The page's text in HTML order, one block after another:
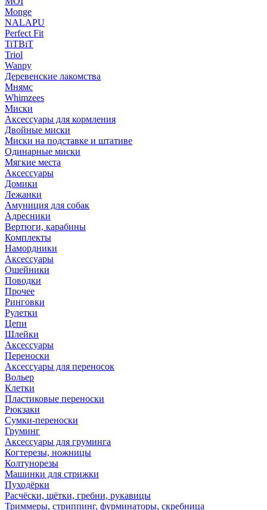
Monge
NALAPU
Perfect Fit
TiTBiT
Triol
Wanpy
Деревенские лакомства
Мнямс
Whimzees
Миски
Аксессуары для кормления
Двойные миски
Миски на подставке и штативе
Одинарные миски
Мягкие места
Аксессуары
Домики
Лежанки
Амуниция для собак
Адресники
Вертюги, карабины
Комплекты
Намордники
Аксессуары
Ошейники
Поводки
Прочее
Ринговки
Рулетки
Цепи
Шлейки
Аксессуары
Переноски
Аксессуары для переносок
Вольер
Клетки
Пластиковые переноски
Рюкзаки
Сумки-переноски
Груминг
Аксессуары для груминга
Когтерезы, ножницы
Колтунорезы
Машинки для стрижки
Пуходёрки
Расчёски, щётки, гребни, рукавицы
Триммеры, стриппинг, фурминаторы, скребница